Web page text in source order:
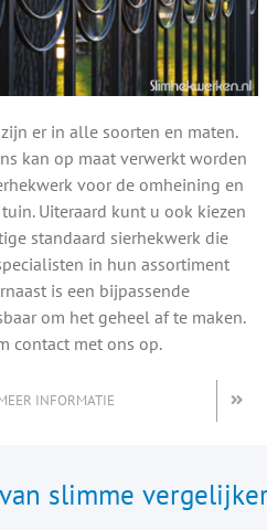
er in alle soorten en maten.
kan op maat verwerkt worden
voor de omheining en
Uiteraard kunt u ook kiezen
standaard sierhekwerk die
in hun assortiment
is een bijpassende
om het geheel af te maken.
contact met ons op.
INFORMATIE
slimme